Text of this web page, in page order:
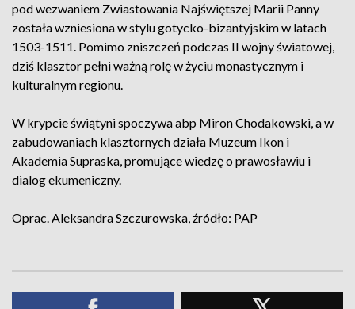
pod wezwaniem Zwiastowania Najświętszej Marii Panny
została wzniesiona w stylu gotycko-bizantyjskim w latach
1503-1511. Pomimo zniszczeń podczas II wojny światowej,
dziś klasztor pełni ważną rolę w życiu monastycznym i
kulturalnym regionu.
W krypcie świątyni spoczywa abp Miron Chodakowski, a w
zabudowaniach klasztornych działa Muzeum Ikon i
Akademia Supraska, promujące wiedzę o prawosławiu i
dialog ekumeniczny.
Oprac. Aleksandra Szczurowska, źródło: PAP